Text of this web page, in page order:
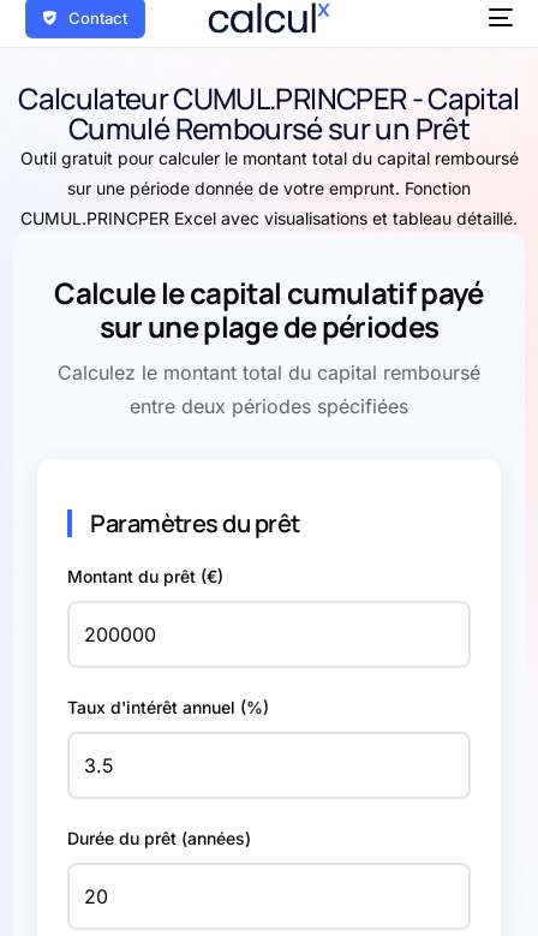
Contact
Calculateur CUMUL.PRINCPER - Capital
Cumulé Remboursé sur un Prêt
Outil gratuit pour calculer le montant total du capital remboursé
sur une période donnée de votre emprunt. Fonction
CUMUL.PRINCPER Excel avec visualisations et tableau détaillé.
Calcule le capital cumulatif payé
sur une plage de périodes
Calculez le montant total du capital remboursé
entre deux périodes spécifiées
Paramètres du prêt
Montant du prêt (€)
Taux d'intérêt annuel (%)
Durée du prêt (années)